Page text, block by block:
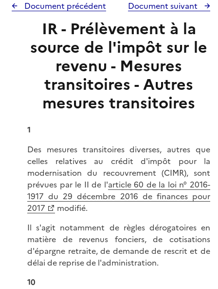
Document précédent Document suivant
IR - Prélèvement à la
source de l'impôt sur le
revenu - Mesures
transitoires - Autres
mesures transitoires
1
Des mesures transitoires diverses, autres que
celles relatives au crédit d'impôt pour la
modernisation du recouvrement (CIMR), sont
prévues par le II de l'article 60 de la loi n° 2016-
1917 du 29 décembre 2016 de finances pour
2017
modifié.
Il s'agit notamment de règles dérogatoires en
matière de revenus fonciers, de cotisations
d'épargne retraite, de demande de rescrit et de
délai de reprise de l'administration.
10